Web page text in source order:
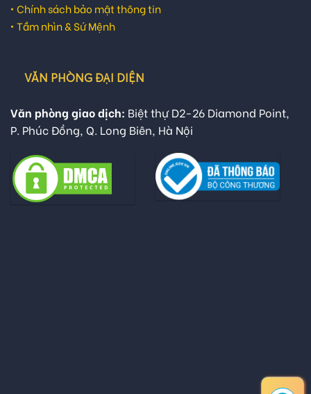
• Chính sách bảo mật thông tin
• Tầm nhìn & Sứ Mệnh
VĂN PHÒNG ĐẠI DIỆN
Văn phòng giao dịch: Biệt thự D2-26 Diamond Point,
P. Phúc Đồng, Q. Long Biên, Hà Nội